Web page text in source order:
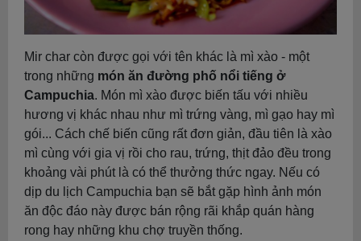
Mir char còn được gọi với tên khác là mì xào - một
trong những món ăn đường phố nổi tiếng ở
Campuchia. Món mì xào được biến tấu với nhiều
hương vị khác nhau như mì trứng vàng, mì gạo hay mì
gói... Cách chế biến cũng rất đơn giản, đầu tiên là xào
mì cùng với gia vị rồi cho rau, trứng, thịt đảo đều trong
khoảng vài phút là có thể thưởng thức ngay. Nếu có
dịp du lịch Campuchia bạn sẽ bắt gặp hình ảnh món
ăn độc đáo này được bán rộng rãi khắp quán hàng
rong hay những khu chợ truyền thống.